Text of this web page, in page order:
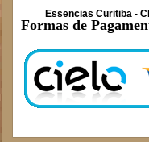
Essencias Curitiba -
Formas de